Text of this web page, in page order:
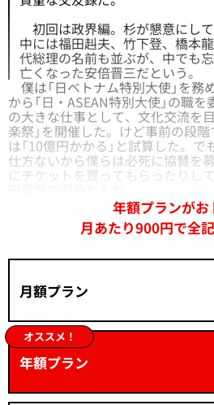
初回は政界編。杉が懇意にし
中には福田赳夫、竹下登、橋本
代総理の名前も並ぶが、中でも
亡くなった安倍晋三だという。
僕は「日ベトナム特別大使」を
から「日・ASEAN特別大使」の職
の大きな仕事として、文化交流を
楽祭」を開催した。けど事前の段
は「10億円かかる」と試算した。で
仕方ないから僕らは必死に協賛を
にチケットを買ってもらったりし
年額プランがお
月あたり900円で全
月額プラン
オススメ！
年額プラン